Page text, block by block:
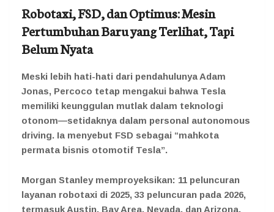
Robotaxi, FSD, dan Optimus: Mesin
Pertumbuhan Baru yang Terlihat, Tapi
Belum Nyata
Meski lebih hati-hati dari pendahulunya Adam
Jonas, Percoco tetap mengakui bahwa Tesla
memiliki keunggulan mutlak dalam teknologi
otonom—setidaknya dalam personal autonomous
driving. Ia menyebut FSD sebagai “mahkota
permata bisnis otomotif Tesla”.
Morgan Stanley memproyeksikan: 11 peluncuran
layanan robotaxi di 2025, 33 peluncuran pada 2026,
termasuk Austin, Bay Area, Nevada, dan Arizona.